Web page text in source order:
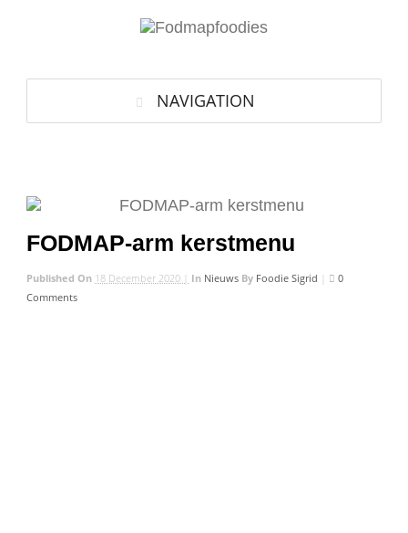
NAVIGATION
FODMAP-arm kerstmenu
Published On 18 December 2020 | In Nieuws By Foodie Sigrid
0
Comments